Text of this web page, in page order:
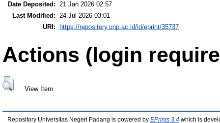
Date Deposited: 21 Jan 2026 02:57
Last Modified: 24 Jul 2026 03:01
URI:
https://repository.unp.ac.id/id/eprint/35737
Actions (login
View Item
Repository Universitas Negeri Padang is powered by EPrints 3.4 which is